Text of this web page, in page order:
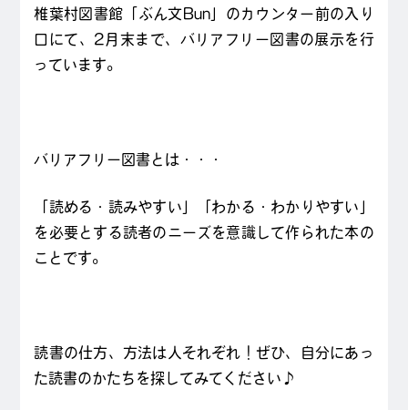
椎葉村図書館「ぶん文Bun」のカウンター前の入り
口にて、2月末まで、バリアフリー図書の展示を行
っています。
バリアフリー図書とは・・・
「読める・読みやすい」「わかる・わかりやすい」
を必要とする読者のニーズを意識して作られた本の
ことです。
読書の仕方、方法は人それぞれ！ぜひ、自分にあっ
た読書のかたちを探してみてください♪